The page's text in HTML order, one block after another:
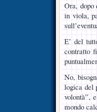
Ora,
in viola,
E’ del
contratto
No,
logica del
volontà”,
mondo